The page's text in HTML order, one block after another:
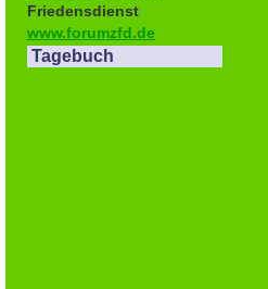
Friedensdienst
www.forumzfd.de
Tagebuch